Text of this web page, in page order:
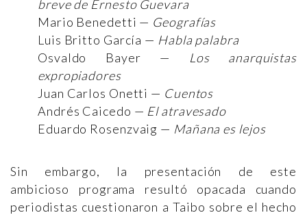
breve de Ernesto Guevara
Mario Benedetti — Geografías
Luis Britto García — Habla palabra
Osvaldo Bayer —
Los anarquistas
expropiadores
Juan Carlos Onetti — Cuentos
Andrés Caicedo — El atravesado
Eduardo Rosenzvaig — Mañana es lejos
Sin embargo, la presentación de este
ambicioso programa resultó opacada cuando
periodistas cuestionaron a Taibo sobre el hecho